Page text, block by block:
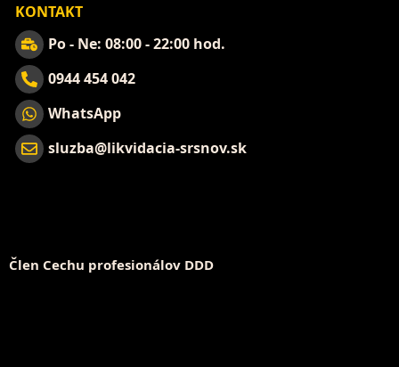
KONTAKT
Po - Ne: 08:00 - 22:00 hod.
0944 454 042
WhatsApp
sluzba@likvidacia-srsnov.sk
Člen Cechu profesionálov DDD